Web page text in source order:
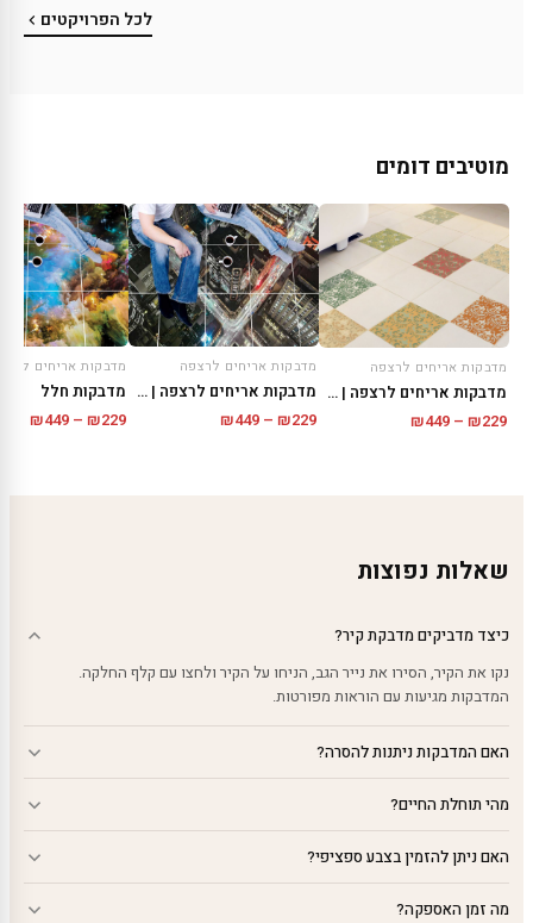
לכל הפרויקטים
מוטיבים דומים
מדבקות אריחים לרצפה
מדבקות אריחים לרצפה | עיצוב מרוקאי
₪229
–
₪449
מדבקות אריחים לרצפה
מדבקות אריחים לרצפה | עיר
₪229
–
₪449
מדבקות אריחים
מדבקות חלל
₪229
–
₪449
שאלות נפוצות
כיצד מדביקים מדבקת קיר?
נקו את הקיר, הסירו את נייר הגב, הניחו על הקיר ולחצו עם קלף החלקה.
המדבקות מגיעות עם הוראות מפורטות.
האם המדבקות ניתנות להסרה?
מהי תוחלת החיים?
האם ניתן להזמין בצבע ספציפי?
מה זמן האספקה?